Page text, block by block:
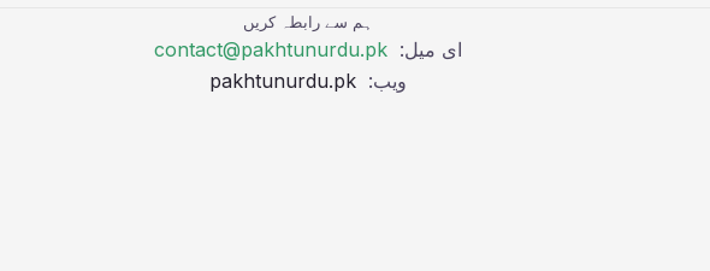
ہم سے رابطہ کریں
ای میل: contact@pakhtunurdu.pk
ویب: